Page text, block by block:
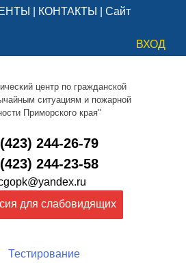
КОНТАКТЫ
Сайт
ВХОД
центр по гражданской
ситуациям и пожарной
Приморского края"
244-26-79
244-23-58
для слабовидящих
Тестирование